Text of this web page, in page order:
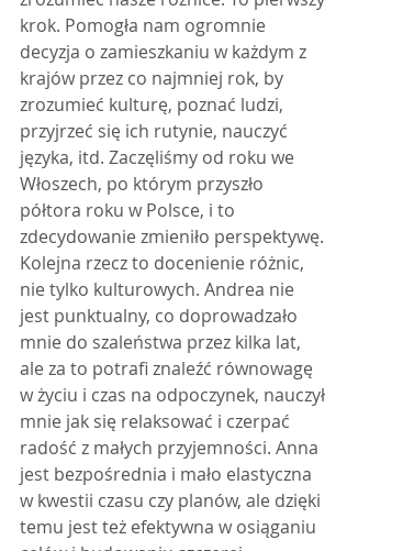
krok. Pomogła nam ogromnie
decyzja o zamieszkaniu w każdym z
krajów przez co najmniej rok, by
zrozumieć kulturę, poznać ludzi,
przyjrzeć się ich rutynie, nauczyć
języka, itd. Zaczęliśmy od roku we
Włoszech, po którym przyszło
półtora roku w Polsce, i to
zdecydowanie zmieniło perspektywę.
Kolejna rzecz to docenienie różnic,
nie tylko kulturowych. Andrea nie
jest punktualny, co doprowadzało
mnie do szaleństwa przez kilka lat,
ale za to potrafi znaleźć równowagę
w życiu i czas na odpoczynek, nauczył
mnie jak się relaksować i czerpać
radość z małych przyjemności. Anna
jest bezpośrednia i mało elastyczna
w kwestii czasu czy planów, ale dzięki
temu jest też efektywna w osiąganiu